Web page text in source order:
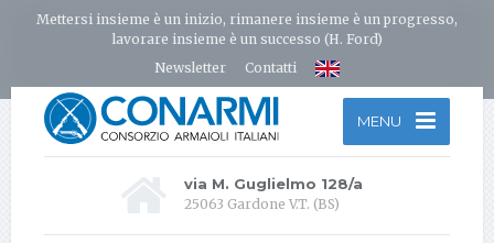
Mettersi insieme è un inizio, rimanere insieme è un progresso,
lavorare insieme è un successo (H. Ford)
Newsletter
Contatti
MENU
via M. Guglielmo 128/a
25063 Gardone V.T. (BS)